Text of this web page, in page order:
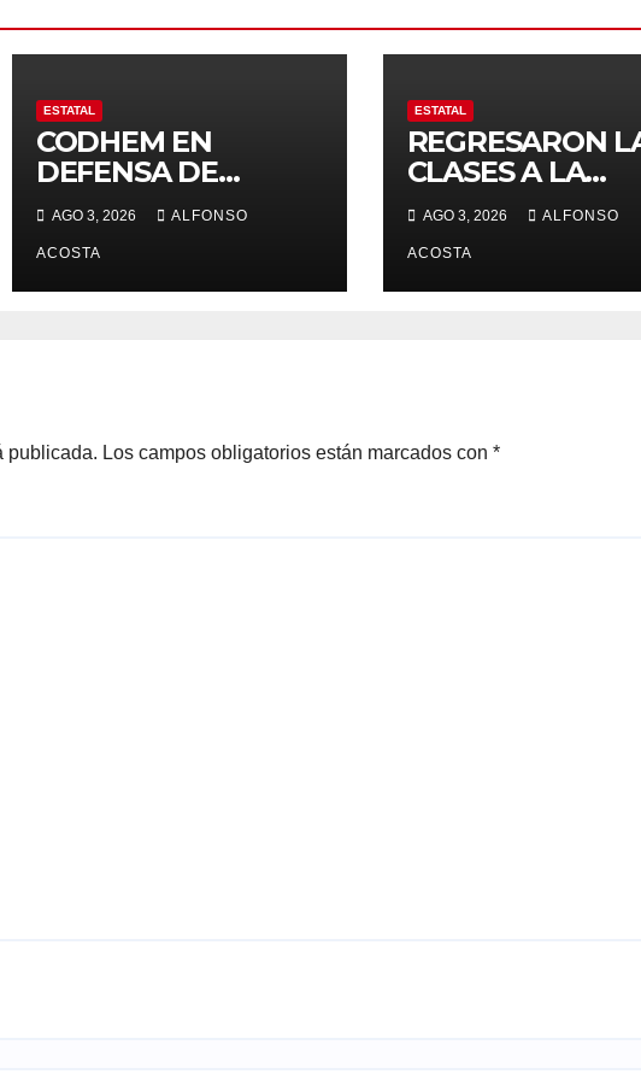
ESTATAL
CODHEM EN
DEFENSA DE
DERECHOS
HUMANOS
AGO 3, 2026 ALFONSO
ACOSTA
ESTATAL
REGRESARON
CLASES A LA
UAEMéx
AGO 3, 2026 ALFONSO
ACOSTA
publicada. Los campos obligatorios están marcados con *